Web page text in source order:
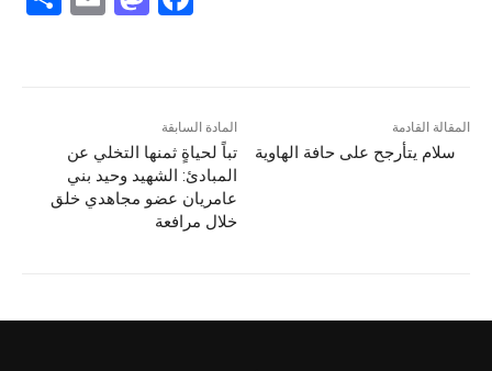
b
o
o
d
o
n
المادة السابقة
تباً لحياةٍ ثمنها التخلي عن
المبادئ: الشهيد وحيد بني
عامريان عضو مجاهدي خلق
خلال مرافعة
المقالة القادمة
سلام يتأرجح على حافة الهاوية